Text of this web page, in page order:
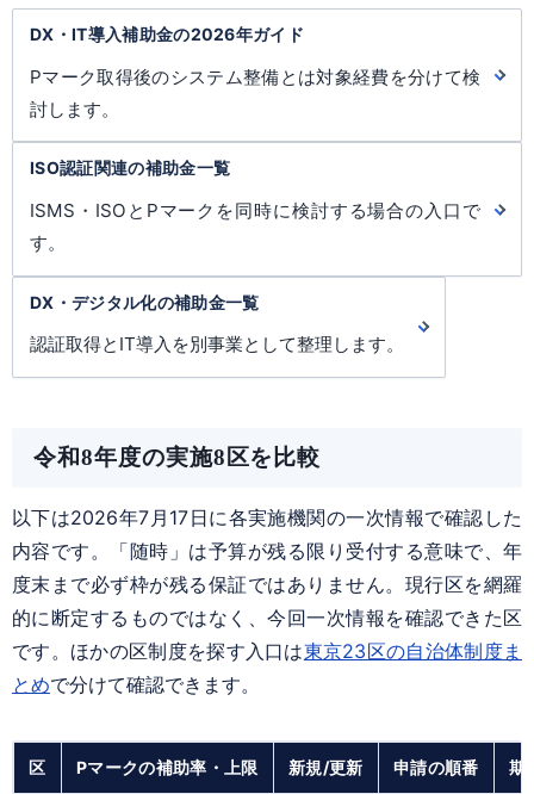
DX・IT導入補助金の2026年ガイド
Pマーク取得後のシステム整備とは対象経費を分けて検
討します。
ISO認証関連の補助金一覧
ISMS・ISOとPマークを同時に検討する場合の入口で
す。
DX・デジタル化の補助金一覧
認証取得とIT導入を別事業として整理します。
令和8年度の実施8区を比較
以下は2026年7月17日に各実施機関の一次情報で確認した
内容です。「随時」は予算が残る限り受付する意味で、年
度末まで必ず枠が残る保証ではありません。現行区を網羅
的に断定するものではなく、今回一次情報を確認できた区
です。ほかの区制度を探す入口は東京23区の自治体制度ま
とめで分けて確認できます。
区 Pマークの補助率・上限 新規/更新 申請の順番 期